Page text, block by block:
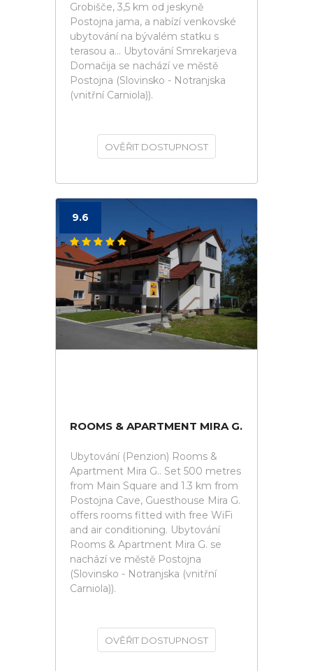
Grobišče, 3,5 km od jeskyně
Postojna jama, a nabízí venkovské
ubytování na bývalém statku s
terasou a... Ubytování Smrekarjeva
Domačija se nachází ve městě
Postojna (Slovinsko - Notranjska
(vnitřní Carniola)).
OVĚŘIT DOSTUPNOST
9.6
ROOMS & APARTMENT MIRA G.
Ubytování (Penzion) Rooms &
Apartment Mira G.. Set 500 metres
from Main Square and 1.3 km from
Postojna Cave, Guesthouse Mira G.
offers rooms fitted with free WiFi
and air conditioning. Ubytování
Rooms & Apartment Mira G. se
nachází ve městě Postojna
(Slovinsko - Notranjska (vnitřní
Carniola)).
OVĚŘIT DOSTUPNOST